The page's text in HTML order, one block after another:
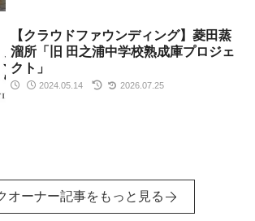
【クラウドファウンディング】菱田蒸
溜所「旧 田之浦中学校熟成庫プロジェ
クト」
2024.05.14 2026.07.25
オーナー記事をもっと見る